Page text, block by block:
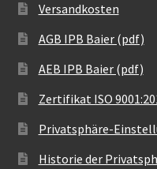
Versandkosten
AGB IPB Baier (pdf)
AEB IPB Baier (pdf)
Zertifikat ISO
Privatsphäre-
Historie der